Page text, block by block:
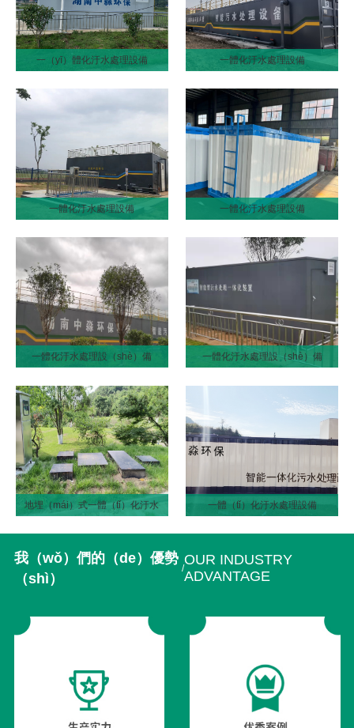
一（yī）體化汙水處理設備 一體化汙水處理設備
一體化汙水處理設備 一體化汙水處理設備
一體化汙水處理設（shè）備 一體化汙水處理設（shè）備
地埋（mái）式一體（tǐ）化汙水
一體（tǐ）化汙水處理設備
我（wǒ）們的（de）優勢
（shì）
/
OUR INDUSTRY
ADVANTAGE